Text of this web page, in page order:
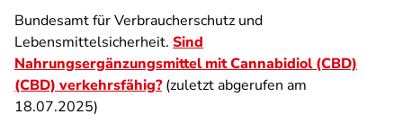
Bundesamt für Verbraucherschutz und
Lebensmittelsicherheit. Sind
Nahrungsergänzungsmittel mit Cannabidiol (CBD)
(CBD) verkehrsfähig?(zuletzt abgerufen am
18.07.2025)